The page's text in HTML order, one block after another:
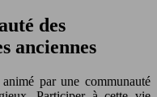
des
anciennes
par une communauté